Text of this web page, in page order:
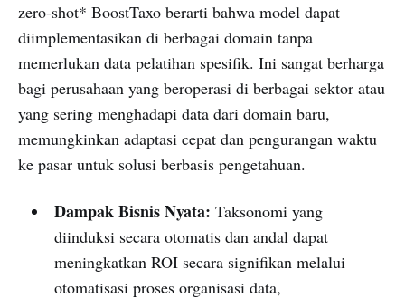
zero-shot* BoostTaxo berarti bahwa model dapat
diimplementasikan di berbagai domain tanpa
memerlukan data pelatihan spesifik. Ini sangat berharga
bagi perusahaan yang beroperasi di berbagai sektor atau
yang sering menghadapi data dari domain baru,
memungkinkan adaptasi cepat dan pengurangan waktu
ke pasar untuk solusi berbasis pengetahuan.
Dampak Bisnis Nyata: Taksonomi yang
diinduksi secara otomatis dan andal dapat
meningkatkan ROI secara signifikan melalui
otomatisasi proses organisasi data,